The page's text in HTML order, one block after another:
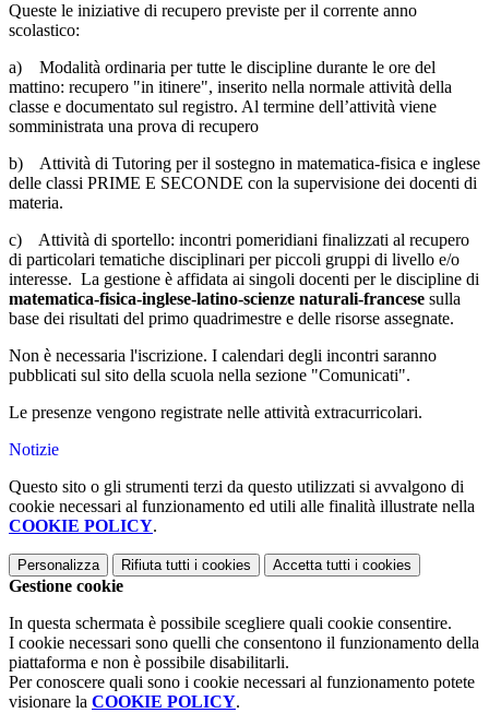
Queste le iniziative di recupero previste per il corrente anno
scolastico:
a) Modalità ordinaria per tutte le discipline durante le ore del
mattino: recupero "in itinere", inserito nella normale attività della
classe e documentato sul registro. Al termine dell’attività viene
somministrata una prova di recupero
b) Attività di Tutoring per il sostegno in matematica-fisica e inglese
delle classi PRIME E SECONDE con la supervisione dei docenti di
materia.
c) Attività di sportello: incontri pomeridiani finalizzati al recupero
di particolari tematiche disciplinari per piccoli gruppi di livello e/o
interesse. La gestione è affidata ai singoli docenti per le discipline di
matematica-fisica-inglese-latino-scienze naturali-francese sulla
base dei risultati del primo quadrimestre e delle risorse assegnate.
Non è necessaria l'iscrizione. I calendari degli incontri saranno
pubblicati sul sito della scuola nella sezione "Comunicati".
Le presenze vengono registrate nelle attività extracurricolari.
Notizie
Questo sito o gli strumenti terzi da questo utilizzati si avvalgono di
cookie necessari al funzionamento ed utili alle finalità illustrate nella
COOKIE POLICY.
Personalizza Rifiuta tutti i cookies Accetta tutti i cookies
Gestione cookie
In questa schermata è possibile scegliere quali cookie consentire.
I cookie necessari sono quelli che consentono il funzionamento della
piattaforma e non è possibile disabilitarli.
Per conoscere quali sono i cookie necessari al funzionamento potete
visionare la COOKIE POLICY.